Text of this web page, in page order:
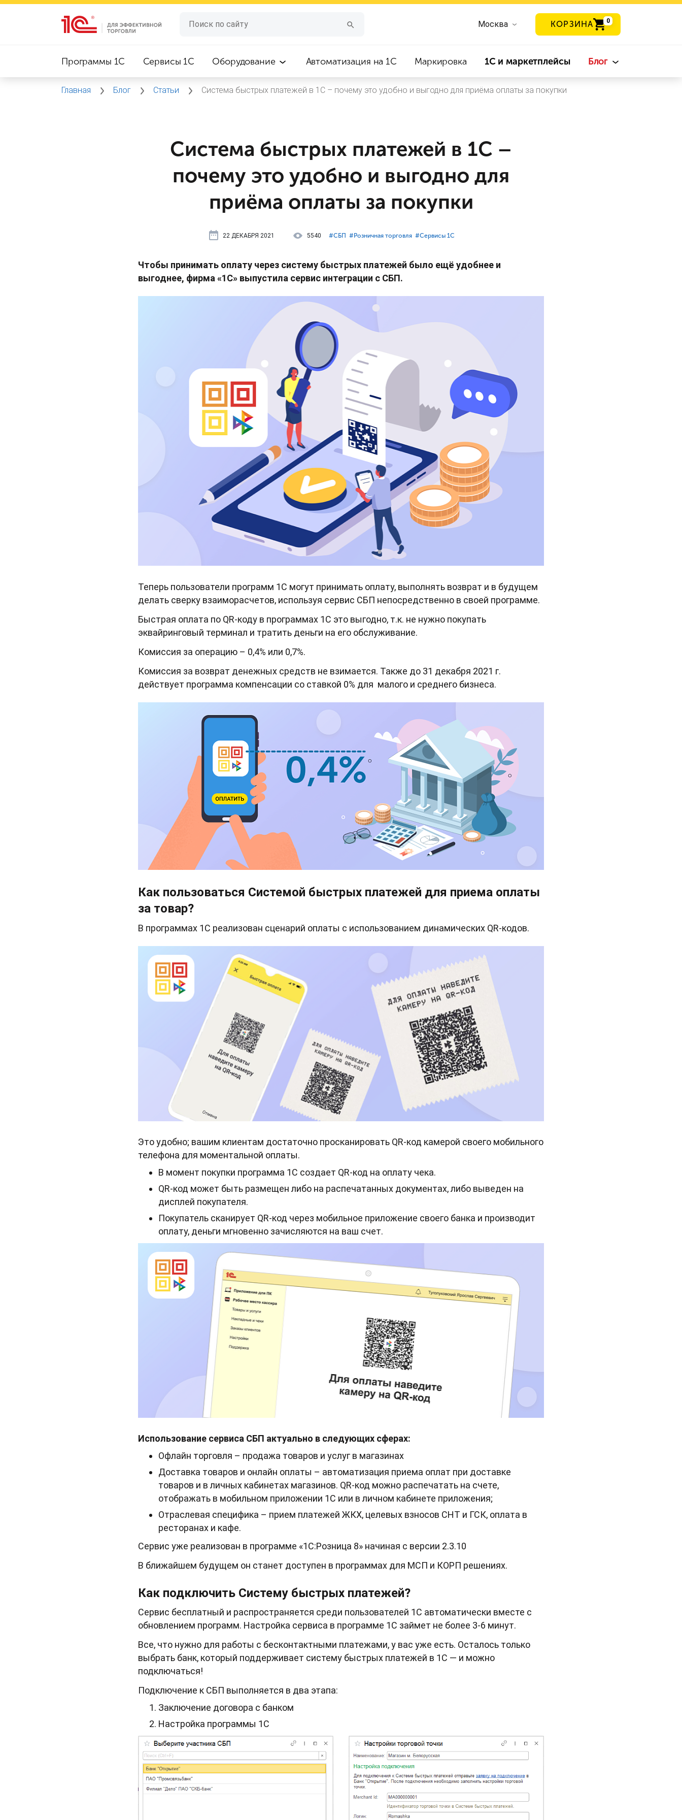
Москва КОРЗИНА 0
Программы 1C Сервисы 1C Оборудование Автоматизация на 1С Маркировка 1С и маркетплейсы Блог
Главная Блог Статьи Система быстрых платежей в 1С – почему это удобно и выгодно для приёма оплаты за покупки
Система быстрых платежей в 1С –
почему это удобно и выгодно для
приёма оплаты за покупки
22 ДЕКАБРЯ 2021 5540 #⁣СБП #⁣Розничная торговля #⁣Сервисы 1С
Чтобы принимать оплату через систему быстрых платежей было ещё удобнее и
выгоднее, фирма «1С» выпустила сервис интеграции с СБП.
Теперь пользователи программ 1С могут принимать оплату, выполнять возврат и в будущем
делать сверку взаиморасчетов, используя сервис СБП непосредственно в своей программе.
Быстрая оплата по QR-коду в программах 1С это выгодно, т.к. не нужно покупать
эквайринговый терминал и тратить деньги на его обслуживание.
Комиссия за операцию – 0,4% или 0,7%.
Комиссия за возврат денежных средств не взимается. Также до 31 декабря 2021 г.
действует программа компенсации со ставкой 0% для малого и среднего бизнеса.
Как пользоваться Системой быстрых платежей для приема оплаты
за товар?
В программах 1С реализован сценарий оплаты с использованием динамических QR-кодов.
Это удобно; вашим клиентам достаточно просканировать QR-код камерой своего мобильного
телефона для моментальной оплаты.
В момент покупки программа 1С создает QR-код на оплату чека.
QR-код может быть размещен либо на распечатанных документах, либо выведен на
дисплей покупателя.
Покупатель сканирует QR-код через мобильное приложение своего банка и производит
оплату, деньги мгновенно зачисляются на ваш счет.
Использование сервиса СБП актуально в следующих сферах:
Офлайн торговля – продажа товаров и услуг в магазинах
Доставка товаров и онлайн оплаты – автоматизация приема оплат при доставке
товаров и в личных кабинетах магазинов. QR-код можно распечатать на счете,
отображать в мобильном приложении 1С или в личном кабинете приложения;
Отраслевая специфика – прием платежей ЖКХ, целевых взносов СНТ и ГСК, оплата в
ресторанах и кафе.
Сервис уже реализован в программе «1С:Розница 8» начиная с версии 2.3.10
В ближайшем будущем он станет доступен в программах для МСП и КОРП решениях.
Как подключить Систему быстрых платежей?
Сервис бесплатный и распространяется среди пользователей 1С автоматически вместе с
обновлением программ. Настройка сервиса в программе 1С займет не более 3-6 минут.
Все, что нужно для работы с бесконтактными платежами, у вас уже есть. Осталось только
выбрать банк, который поддерживает систему быстрых платежей в 1С — и можно
подключаться!
Подключение к СБП выполняется в два этапа:
Заключение договора с банком
Настройка программы 1С